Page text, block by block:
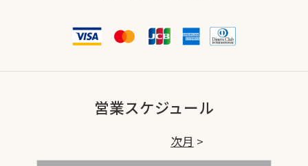
営業スケジュール
次月